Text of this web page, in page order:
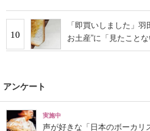
10
「即買いしました」
お土産”に「見たこと
アンケート
実施中
声が好きな「日本のボーカリ